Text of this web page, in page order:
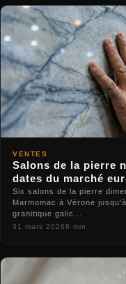
VENTES
Salons de la pierre
dates du marché
Six salons de la pierre
Marmomac à Vérone
granitique galic...
31 mars 20266 min